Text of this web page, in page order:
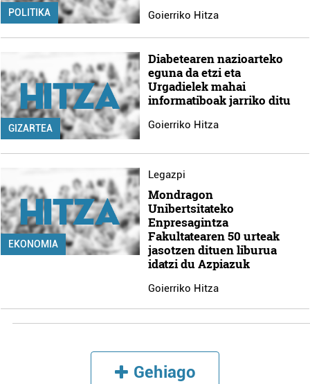
POLITIKA Goierriko Hitza
GIZARTEA
Diabetearen nazioarteko
eguna da etzi eta
Urgadielek mahai
informatiboak jarriko ditu
Goierriko Hitza
EKONOMIA
Legazpi
Mondragon
Unibertsitateko
Enpresagintza
Fakultatearen 50 urteak
jasotzen dituen liburua
idatzi du Azpiazuk
Goierriko Hitza
Gehiago